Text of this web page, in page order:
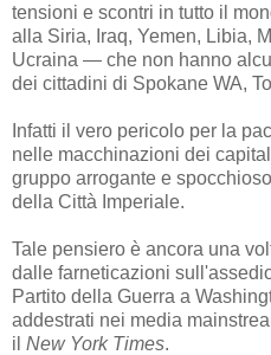
tensioni e scontri in tutto il
alla Siria, Iraq, Yemen, Libia,
Ucraina — che non hanno
dei cittadini di Spokane WA,
Infatti il vero pericolo per la
nelle macchinazioni dei
gruppo arrogante e
della Città Imperiale.
Tale pensiero è ancora una
dalle farneticazioni
Partito della Guerra a
addestrati nei media
il New York Times.